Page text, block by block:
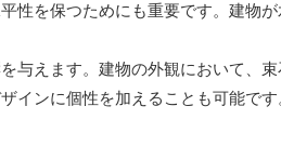
性を保つためにも重要です。建物
与えます。建物の外観において、
インに個性を加えることも可能です